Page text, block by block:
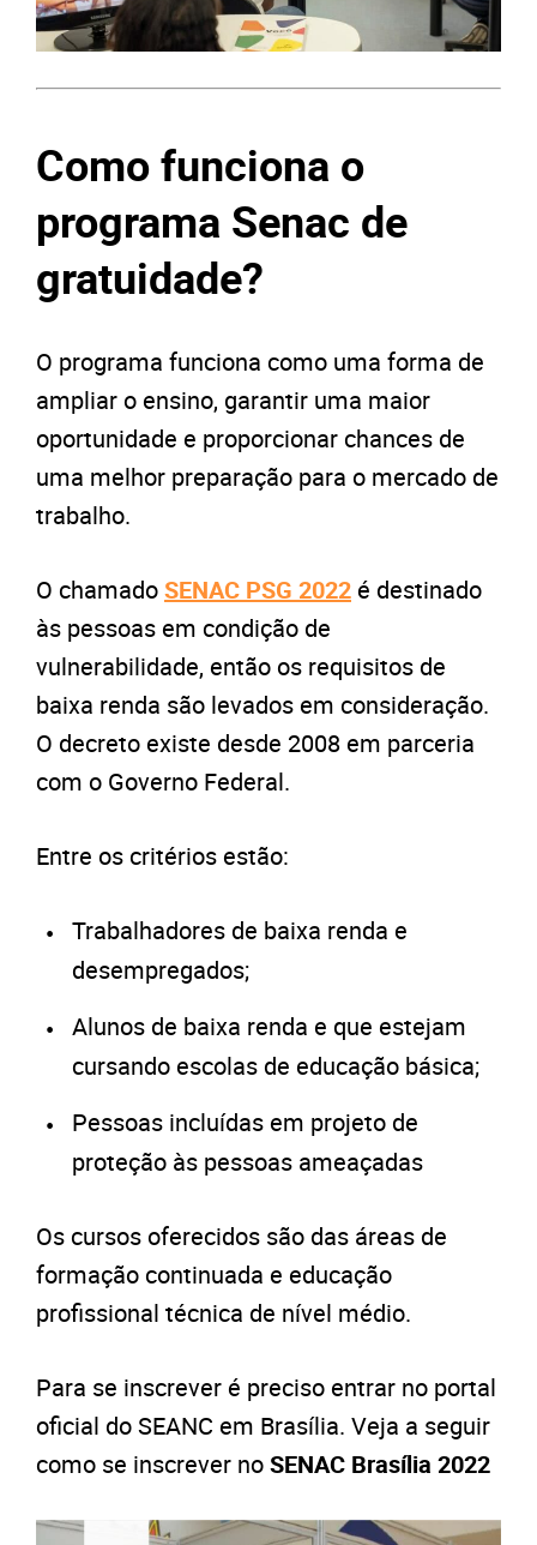
Como funciona o
programa Senac de
gratuidade?
O programa funciona como uma forma de
ampliar o ensino, garantir uma maior
oportunidade e proporcionar chances de
uma melhor preparação para o mercado de
trabalho.
O chamadoSENAC PSG 2022 é destinado
às pessoas em condição de
vulnerabilidade, então os requisitos de
baixa renda são levados em consideração.
O decreto existe desde 2008 em parceria
com o Governo Federal.
Entre os critérios estão:
Trabalhadores de baixa renda e
desempregados;
Alunos de baixa renda e que estejam
cursando escolas de educação básica;
Pessoas incluídas em projeto de
proteção às pessoas ameaçadas
Os cursos oferecidos são das áreas de
formação continuada e educação
profissional técnica de nível médio.
Para se inscrever é preciso entrar no portal
oficial do SEANC em Brasília. Veja a seguir
como se inscrever noSENAC Brasília 2022